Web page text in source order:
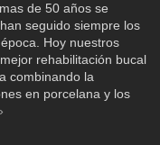
de 50 años se
seguido siempre los
Hoy nuestros
rehabilitación bucal
combinando la
en porcelana y los